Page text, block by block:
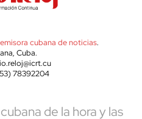
cubana de noticias.
Cuba.
78392204
de la hora y las